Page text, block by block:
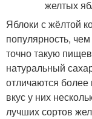
Яблоки с жёлтой
популярность,
точно такую
натуральный
отличаются
вкус у них
лучших сортов